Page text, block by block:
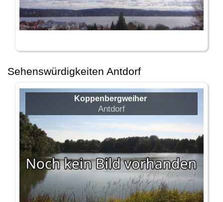
Sehenswürdigkeiten Antdorf
Koppenbergweiher
Antdorf